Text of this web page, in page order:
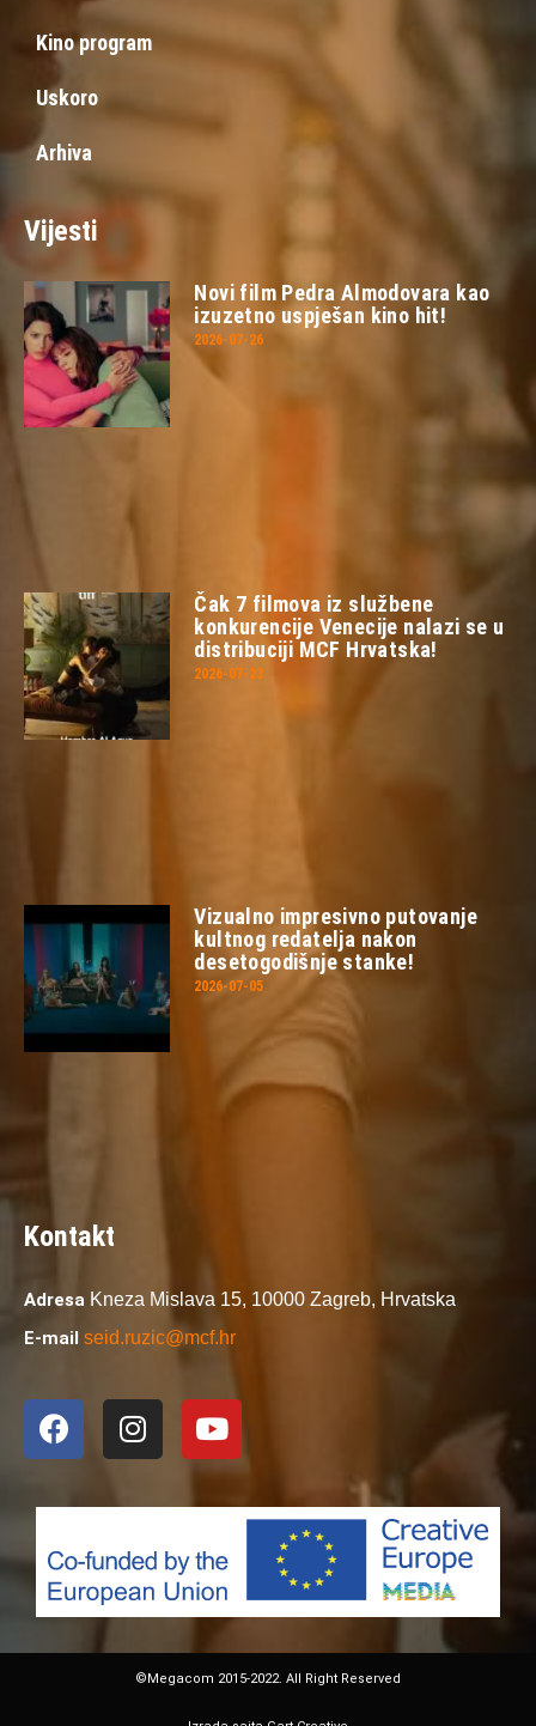
Kino program
Uskoro
Arhiva
Vijesti
Novi film Pedra Almodovara kao
izuzetno uspješan kino hit!
2026-07-26
Čak 7 filmova iz službene
konkurencije Venecije nalazi se u
distribuciji MCF Hrvatska!
2026-07-23
Vizualno impresivno putovanje
kultnog redatelja nakon
desetogodišnje stanke!
2026-07-05
Kontakt
Adresa Kneza Mislava 15, 10000 Zagreb, Hrvatska
E-mail seid.ruzic@mcf.hr
©Megacom 2015-2022. All Right Reserved